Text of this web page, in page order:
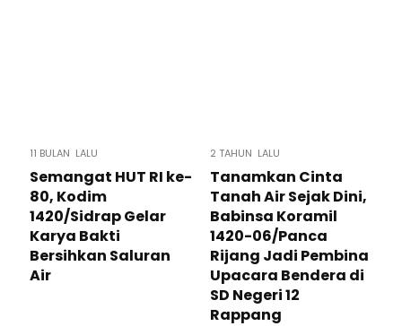
11 BULAN LALU
Semangat HUT RI ke-
80, Kodim
1420/Sidrap Gelar
Karya Bakti
Bersihkan Saluran
Air
2 TAHUN LALU
Tanamkan Cinta
Tanah Air Sejak Dini,
Babinsa Koramil
1420-06/Panca
Rijang Jadi Pembina
Upacara Bendera di
SD Negeri 12
Rappang